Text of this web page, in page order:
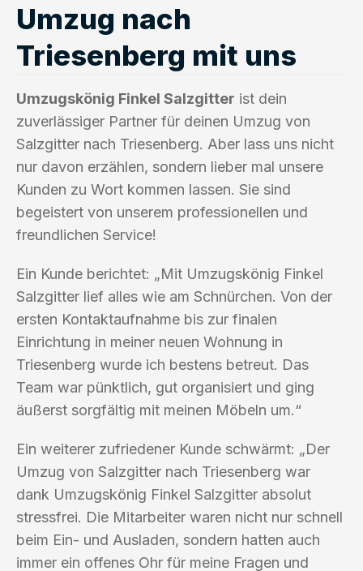
Umzug nach
Triesenberg mit uns
Umzugskönig Finkel Salzgitter ist dein
zuverlässiger Partner für deinen Umzug von
Salzgitter nach Triesenberg. Aber lass uns nicht
nur davon erzählen, sondern lieber mal unsere
Kunden zu Wort kommen lassen. Sie sind
begeistert von unserem professionellen und
freundlichen Service!
Ein Kunde berichtet: „Mit Umzugskönig Finkel
Salzgitter lief alles wie am Schnürchen. Von der
ersten Kontaktaufnahme bis zur finalen
Einrichtung in meiner neuen Wohnung in
Triesenberg wurde ich bestens betreut. Das
Team war pünktlich, gut organisiert und ging
äußerst sorgfältig mit meinen Möbeln um.“
Ein weiterer zufriedener Kunde schwärmt: „Der
Umzug von Salzgitter nach Triesenberg war
dank Umzugskönig Finkel Salzgitter absolut
stressfrei. Die Mitarbeiter waren nicht nur schnell
beim Ein- und Ausladen, sondern hatten auch
immer ein offenes Ohr für meine Fragen und